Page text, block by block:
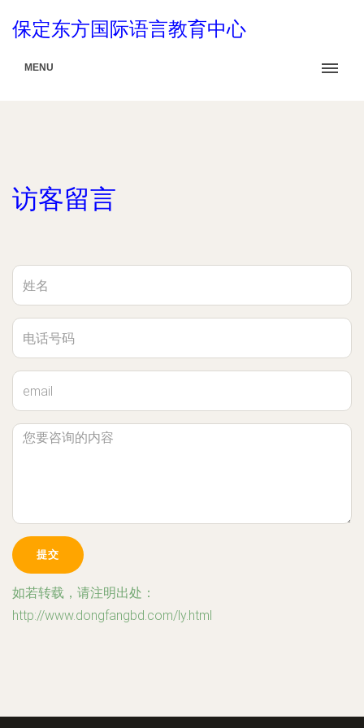
保定东方国际语言教育中心
MENU
访客留言
如若转载，请注明出处：
http://www.dongfangbd.com/ly.html